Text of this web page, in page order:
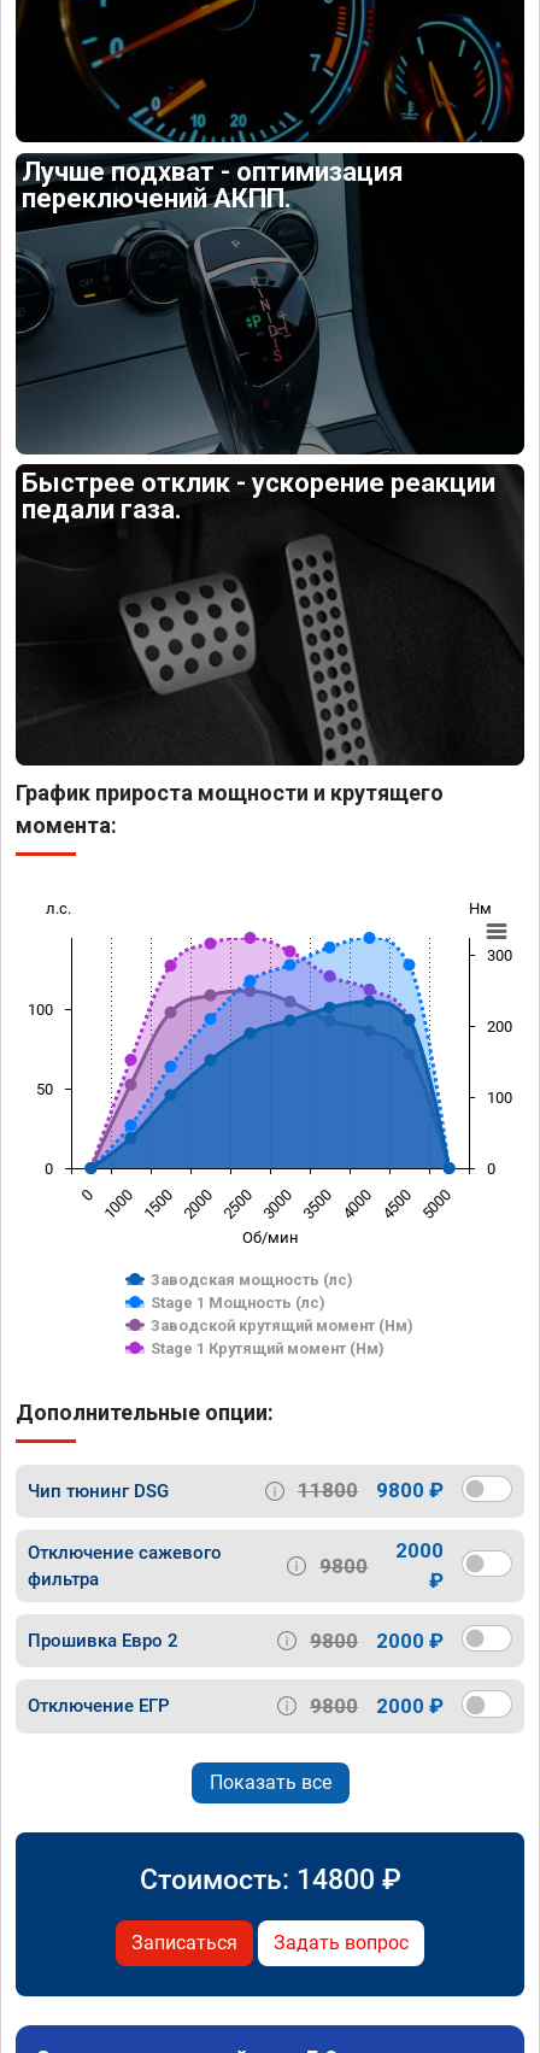
Лучше подхват - оптимизация
переключений АКПП.
Быстрее отклик - ускорение реакции
педали газа.
График прироста мощности и крутящего
момента:
Об/мин
л.с. Нм
Заводская мощность (лс)
Stage 1 Мощность (лс)
Заводской крутящий момент (Нм)
Stage 1 Крутящий момент (Нм)
0 1000 1500 2000 2500 3000 3500 4000 4500 5000
0
50
100
0
100
200
300
Дополнительные опции:
Чип тюнинг DSG 11800 9800 ₽
Отключение сажевого
фильтра
9800
2000
₽
Прошивка Евро 2 9800 2000 ₽
Отключение ЕГР 9800 2000 ₽
Показать все
Стоимость: 14800 ₽
Записаться Задать вопрос